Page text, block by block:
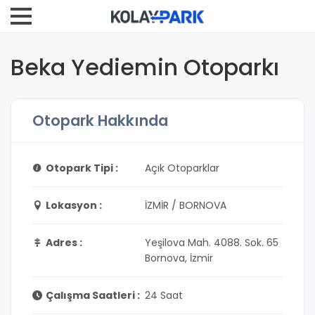
Beka Yediemin Otoparkı
Otopark Hakkında
Otopark Tipi : Açık Otoparklar
Lokasyon : İZMİR / BORNOVA
Adres :
Yeşilova Mah. 4088. Sok. 65
Bornova, İzmir
Çalışma Saatleri : 24 Saat